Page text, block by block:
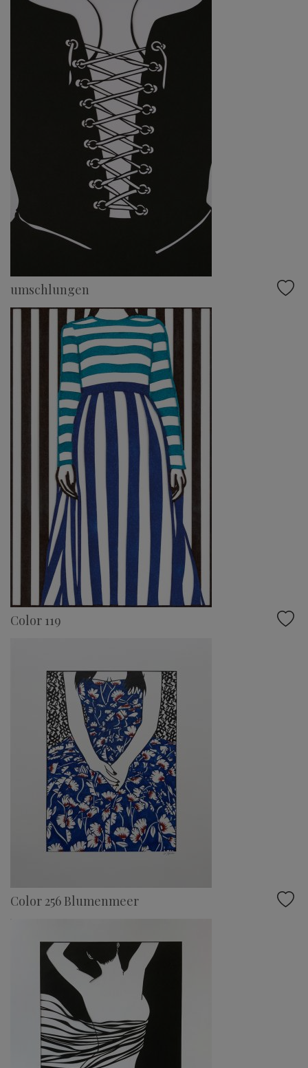
umschlungen
Color 119
Color 256 Blumenmeer